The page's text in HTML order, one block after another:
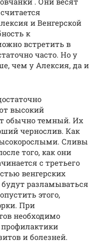
и Венгерской
к
встретить в
часто. Но у
чем у Алексия, да и
высокий
обычно темный. Их
чернослив. Как
Сливы
того, как они
с третьего
венгерских
будут разламываться
этого,
При
необходимо
и болезней.